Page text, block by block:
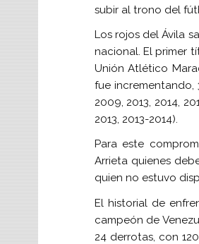
subir al trono del
Los rojos del Ávila
nacional. El primer
Unión Atlético
fue incrementando,
2009, 2013, 2014,
2013, 2013-2014).
Para este
Arrieta quienes
quien no estuvo
El historial de
campeón de
24 derrotas, con